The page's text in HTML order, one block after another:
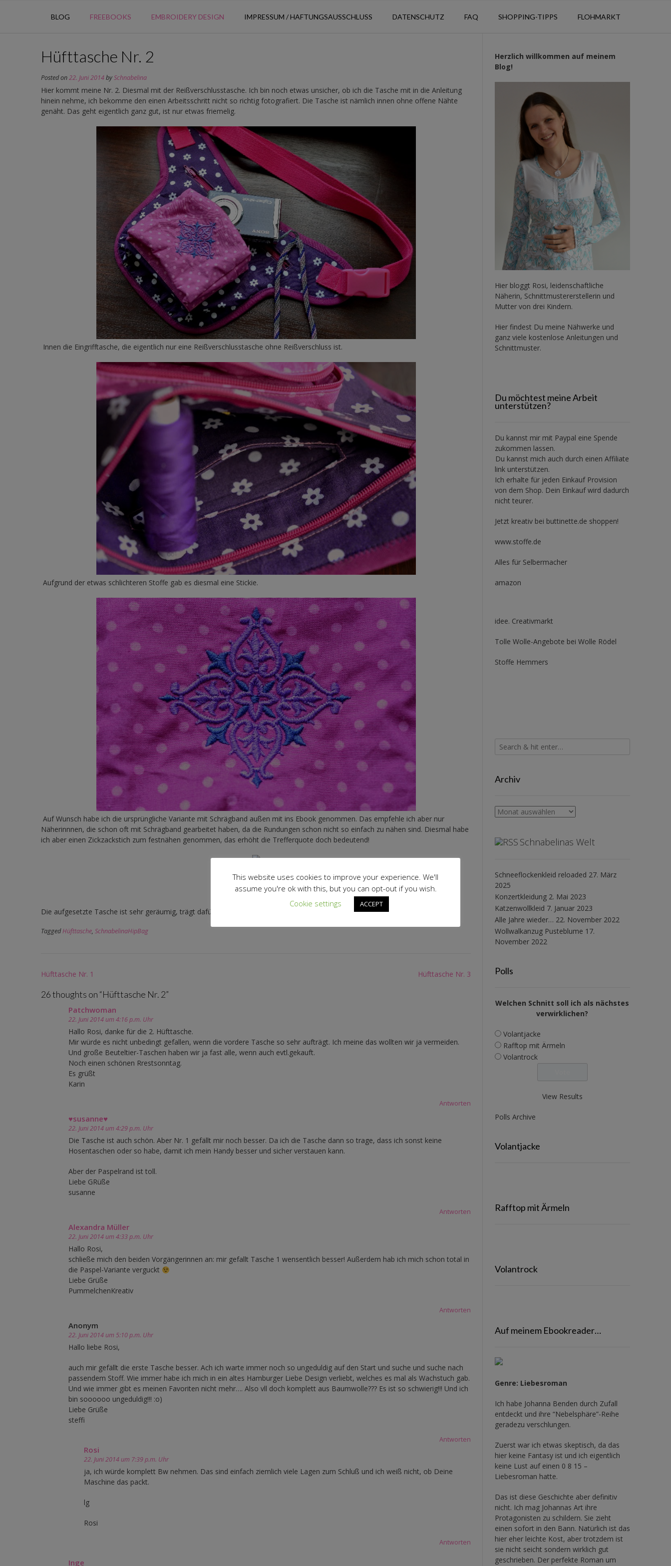
BLOG FREEBOOKS EMBROIDERY DESIGN IMPRESSUM / HAFTUNGSAUSSCHLUSS DATENSCHUTZ FAQ SHOPPING-TIPPS FLOHMARKT
Hüfttasche Nr. 2
Posted on22. Juni 2014bySchnabelina
Hier kommt meine Nr. 2. Diesmal mit der Reißverschlusstasche. Ich bin noch etwas unsicher, ob ich die Tasche mit in die Anleitung
hinein nehme, ich bekomme den einen Arbeitsschritt nicht so richtig fotografiert. Die Tasche ist nämlich innen ohne offene Nähte
genäht. Das geht eigentlich ganz gut, ist nur etwas friemelig.
Innen die Eingrifftasche, die eigentlich nur eine Reißverschlusstasche ohne Reißverschluss ist.
Aufgrund der etwas schlichteren Stoffe gab es diesmal eine Stickie.
Auf Wunsch habe ich die ursprüngliche Variante mit Schrägband außen mit ins Ebook genommen. Das empfehle ich aber nur
Näherinnnen, die schon oft mit Schrägband gearbeitet haben, da die Rundungen schon nicht so einfach zu nähen sind. Diesmal habe
ich aber einen Zickzackstich zum festnähen genommen, das erhöht die Trefferquote doch bedeutend!
Die aufgesetzte Tasche ist sehr geräumig, trägt dafür aber etwas mehr auf.
TaggedHüfttasche, SchnabelinaHipBag
Post
Hüfttasche Nr. 1 Hüfttasche Nr. 3
26 thoughts on “Hüfttasche Nr. 2”
Patchwoman
22. Juni 2014 um 4:16 p.m. Uhr
Hallo Rosi, danke für die 2. Hüfttasche.
Mir würde es nicht unbedingt gefallen, wenn die vordere Tasche so sehr aufträgt. Ich meine das wollten wir ja vermeiden.
Und große Beuteltier-Taschen haben wir ja fast alle, wenn auch evtl.gekauft.
Noch einen schönen Rrestsonntag.
Es grüßt
Karin
Antworten
♥susanne♥
22. Juni 2014 um 4:29 p.m. Uhr
Die Tasche ist auch schön. Aber Nr. 1 gefällt mir noch besser. Da ich die Tasche dann so trage, dass ich sonst keine
Hosentaschen oder so habe, damit ich mein Handy besser und sicher verstauen kann.
Aber der Paspelrand ist toll.
Liebe GRüße
susanne
Antworten
Alexandra Müller
22. Juni 2014 um 4:33 p.m. Uhr
Hallo Rosi,
schließe mich den beiden Vorgängerinnen an: mir gefallt Tasche 1 wensentlich besser! Außerdem hab ich mich schon total in
die Paspel-Variante verguckt
Liebe Grüße
PummelchenKreativ
Antworten
Anonym
22. Juni 2014 um 5:10 p.m. Uhr
Hallo liebe Rosi,
auch mir gefällt die erste Tasche besser. Ach ich warte immer noch so ungeduldig auf den Start und suche und suche nach
passendem Stoff. Wie immer habe ich mich in ein altes Hamburger Liebe Design verliebt, welches es mal als Wachstuch gab.
Und wie immer gibt es meinen Favoriten nicht mehr…. Also vll doch komplett aus Baumwolle??? Es ist so schwierig!!! Und ich
bin soooooo ungeduldig!!! :o)
Liebe Grüße
steffi
Antworten
Rosi
22. Juni 2014 um 7:39 p.m. Uhr
ja, ich würde komplett Bw nehmen. Das sind einfach ziemlich viele Lagen zum Schluß und ich weiß nicht, ob Deine
Maschine das packt.
lg
Rosi
Antworten
Inge
Herzlich willkommen auf meinem
Blog!
Hier bloggt Rosi, leidenschaftliche
Näherin, Schnittmustererstellerin und
Mutter von drei Kindern.
Hier findest Du meine Nähwerke und
ganz viele kostenlose Anleitungen und
Schnittmuster.
Du möchtest meine Arbeit
unterstützen?
Du kannst mir mit Paypal eine Spende
zukommen lassen.
Du kannst mich auch durch einen Affiliate
link unterstützen.
Ich erhalte für jeden Einkauf Provision
von dem Shop. Dein Einkauf wird dadurch
nicht teurer.
Jetzt kreativ bei buttinette.de shoppen!
www.stoffe.de
Alles für Selbermacher
amazon
idee. Creativmarkt
Tolle Wolle-Angebote bei Wolle Rödel
Stoffe Hemmers
Archiv
Archiv
Schnabelinas Welt
Schneeflockenkleid reloaded 27. März
2025
Konzertkleidung 2. Mai 2023
Katzenwollkleid 7. Januar 2023
Alle Jahre wieder… 22. November 2022
Wollwalkanzug Pusteblume 17.
November 2022
Polls
Welchen Schnitt soll ich als nächstes
verwirklichen?
Volantjacke
Rafftop mit Ärmeln
Volantrock
View Results
Polls Archive
Volantjacke
Rafftop mit Ärmeln
Volantrock
Auf meinem Ebookreader…
Genre: Liebesroman
Ich habe Johanna Benden durch Zufall
entdeckt und ihre “Nebelsphäre”-Reihe
geradezu verschlungen.
Zuerst war ich etwas skeptisch, da das
hier keine Fantasy ist und ich eigentlich
keine Lust auf einen 0 8 15 –
Liebesroman hatte.
Das ist diese Geschichte aber definitiv
nicht. Ich mag Johannas Art ihre
Protagonisten zu schildern. Sie zieht
einen sofort in den Bann. Natürlich ist das
hier eher leichte Kost, aber trotzdem ist
sie nicht seicht sondern wirklich gut
geschrieben. Der perfekte Roman um
This website uses cookies to improve your experience. We'll
assume you're ok with this, but you can opt-out if you wish.
Cookie settings
ACCEPT